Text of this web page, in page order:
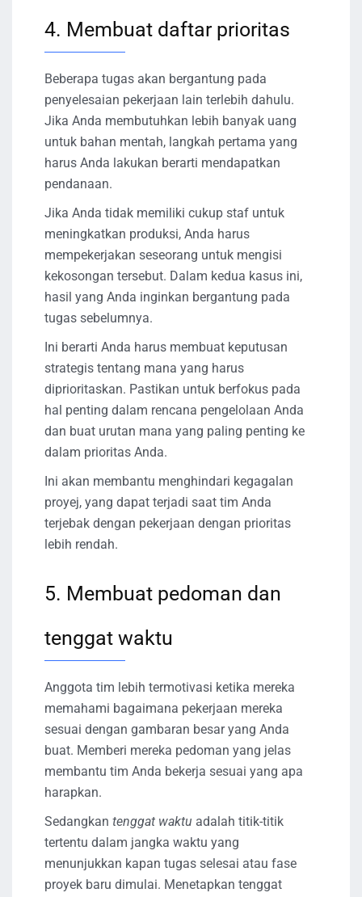
4. Membuat daftar prioritas
Beberapa tugas akan bergantung pada
penyelesaian pekerjaan lain terlebih dahulu.
Jika Anda membutuhkan lebih banyak uang
untuk bahan mentah, langkah pertama yang
harus Anda lakukan berarti mendapatkan
pendanaan.
Jika Anda tidak memiliki cukup staf untuk
meningkatkan produksi, Anda harus
mempekerjakan seseorang untuk mengisi
kekosongan tersebut. Dalam kedua kasus ini,
hasil yang Anda inginkan bergantung pada
tugas sebelumnya.
Ini berarti Anda harus membuat keputusan
strategis tentang mana yang harus
diprioritaskan. Pastikan untuk berfokus pada
hal penting dalam rencana pengelolaan Anda
dan buat urutan mana yang paling penting ke
dalam prioritas Anda.
Ini akan membantu menghindari kegagalan
proyej, yang dapat terjadi saat tim Anda
terjebak dengan pekerjaan dengan prioritas
lebih rendah.
5. Membuat pedoman dan
tenggat waktu
Anggota tim lebih termotivasi ketika mereka
memahami bagaimana pekerjaan mereka
sesuai dengan gambaran besar yang Anda
buat. Memberi mereka pedoman yang jelas
membantu tim Anda bekerja sesuai yang apa
harapkan.
Sedangkan tenggat waktu adalah titik-titik
tertentu dalam jangka waktu yang
menunjukkan kapan tugas selesai atau fase
proyek baru dimulai. Menetapkan tenggat